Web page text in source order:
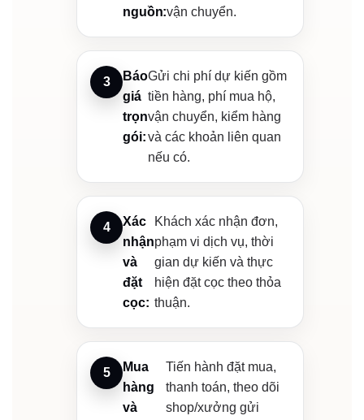
nguồn:vận chuyển.
Báo
giá
trọn
gói:
Gửi chi phí dự kiến gồm
tiền hàng, phí mua hộ,
vận chuyển, kiểm hàng
và các khoản liên quan
nếu có.
Xác
nhận
và
đặt
cọc:
Khách xác nhận đơn,
phạm vi dịch vụ, thời
gian dự kiến và thực
hiện đặt cọc theo thỏa
thuận.
Mua
hàng
và
Tiến hành đặt mua,
thanh toán, theo dõi
shop/xưởng gửi